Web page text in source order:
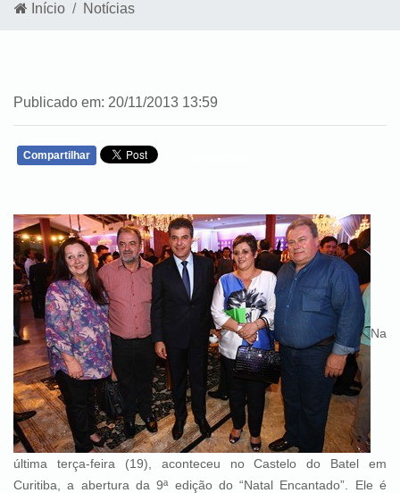
Início Notícias
Publicado em: 20/11/2013 13:59
Compartilhar
Na
última terça-feira (19), aconteceu no Castelo do Batel em
Curitiba, a abertura da 9ª edição do “Natal Encantado”. Ele é